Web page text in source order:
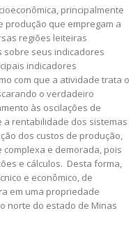
principalmente
produção que empregam a
regiões leiteiras
sobre seus indicadores
indicadores
com que a atividade trata o
o verdadeiro
às oscilações de
a rentabilidade dos sistemas
dos custos de produção,
e demorada, pois
e cálculos. Desta forma,
e econômico, de
em uma propriedade
norte do estado de Minas